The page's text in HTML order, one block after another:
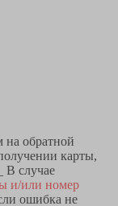
обратной
карты,
В случае
и/или номер
ошибка не